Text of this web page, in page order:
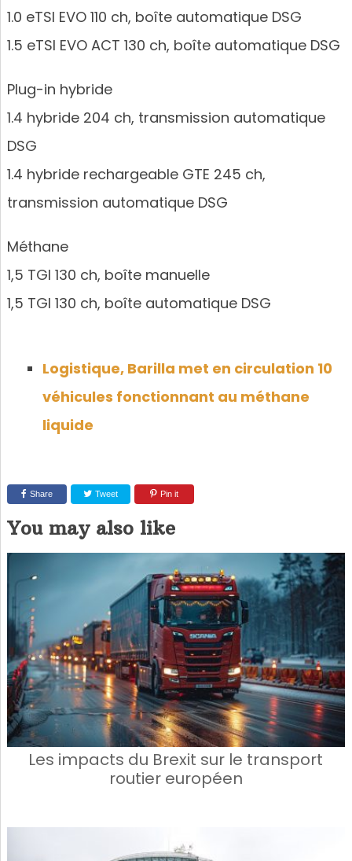
1.0 eTSI EVO 110 ch, boîte automatique DSG
1.5 eTSI EVO ACT 130 ch, boîte automatique DSG
Plug-in hybride
1.4 hybride 204 ch, transmission automatique
DSG
1.4 hybride rechargeable GTE 245 ch,
transmission automatique DSG
Méthane
1,5 TGI 130 ch, boîte manuelle
1,5 TGI 130 ch, boîte automatique DSG
Logistique, Barilla met en circulation 10
véhicules fonctionnant au méthane
liquide
Share Tweet Pin it
You may also like
Les impacts du Brexit sur le transport
routier européen